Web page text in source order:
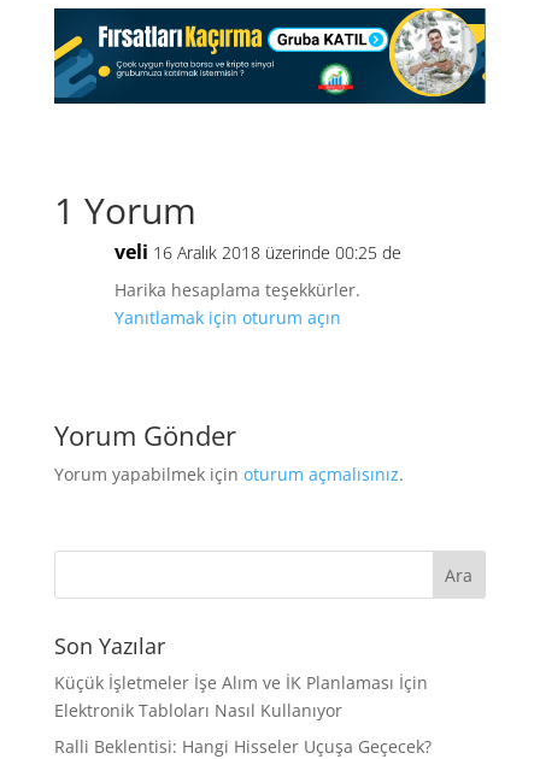
1 Yorum
veli 16 Aralık 2018 üzerinde 00:25 de
Harika hesaplama teşekkürler.
Yanıtlamak için oturum açın
Yorum Gönder
Yorum yapabilmek için oturum açmalısınız.
Son Yazılar
Küçük İşletmeler İşe Alım ve İK Planlaması İçin
Elektronik Tabloları Nasıl Kullanıyor
Ralli Beklentisi: Hangi Hisseler Uçuşa Geçecek?